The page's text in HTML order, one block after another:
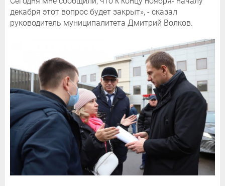
декабря этот вопрос будет закрыт», - сказал
руководитель муниципалитета Дмитрий Волков.